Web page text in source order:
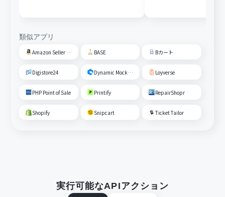
類似アプリ
Amazon Seller Central BASE Bカート
Digistore24 Dynamic Mockups Loyverse
PHP Point of Sale Printify RepairShopr
Shopify Snipcart Ticket Tailor
実行可能なAPIアクション